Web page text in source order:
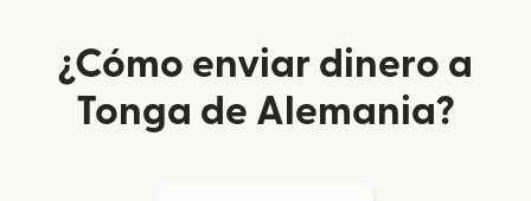
¿Cómo enviar dinero a
Tonga de Alemania?